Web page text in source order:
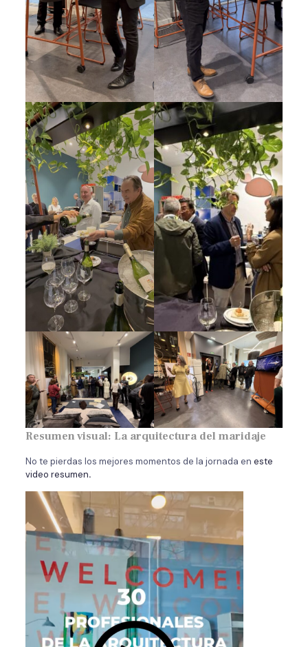
Resumen visual: La arquitectura del maridaje
No te pierdas los mejores momentos de la jornada en este
video resumen.